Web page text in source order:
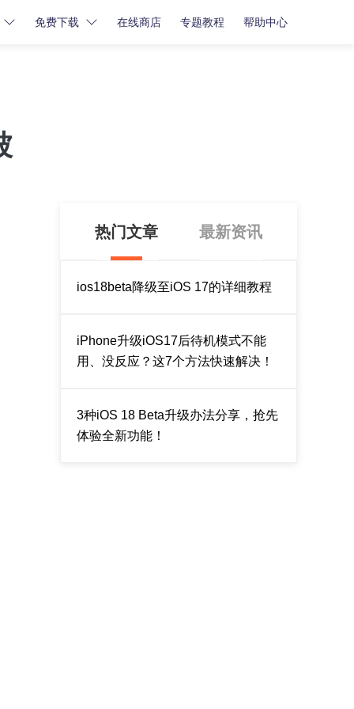
免费下载 在线商店 专题教程 帮助中心
热门文章 最新资讯
ios18beta降级至iOS 17的详细教程
iPhone升级iOS17后待机模式不能
用、没反应？这7个方法快速解决！
3种iOS 18 Beta升级办法分享，抢先
体验全新功能！